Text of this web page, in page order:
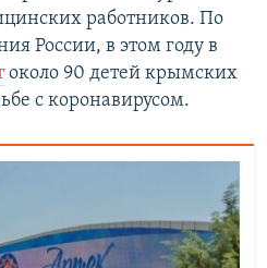
работников. По
России, в этом году в
около 90 детей крымских
с коронавирусом.